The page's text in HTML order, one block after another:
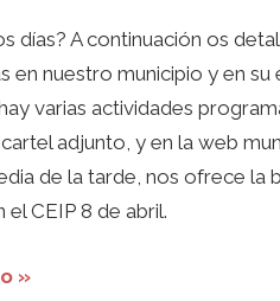
días? A continuación os
en nuestro municipio y en
varias actividades
adjunto, y en la web
de la tarde, nos ofrece la
el CEIP 8 de abril.
»